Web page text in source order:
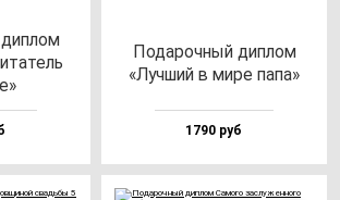
Пода­роч­ный дип­лом
«Луч­ший в ми­ре па­па»
1790 руб